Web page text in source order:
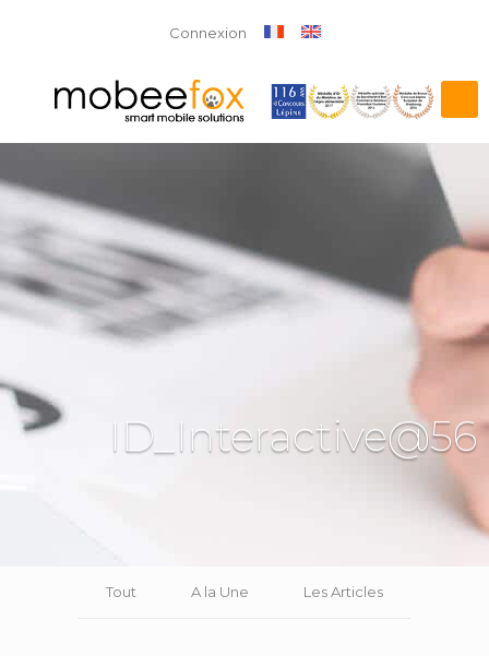
Connexion
ID_Interactive@56
Tout A la Une Les Articles